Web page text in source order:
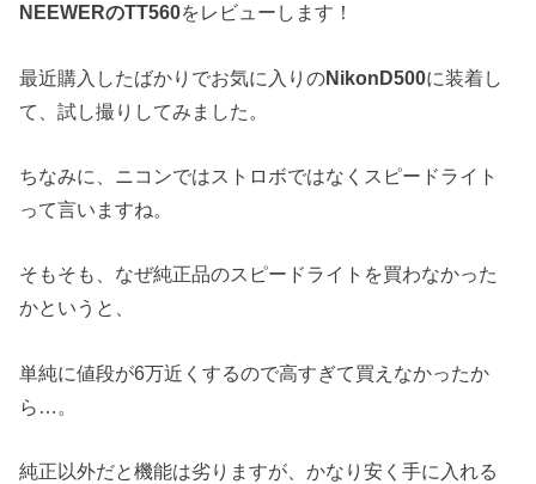
NEEWERのTT560をレビューします！
最近購入したばかりでお気に入りのNikonD500に装着し
て、試し撮りしてみました。
ちなみに、ニコンではストロボではなくスピードライト
って言いますね。
そもそも、なぜ純正品のスピードライトを買わなかった
かというと、
単純に値段が6万近くするので高すぎて買えなかったか
ら…。
純正以外だと機能は劣りますが、かなり安く手に入れる